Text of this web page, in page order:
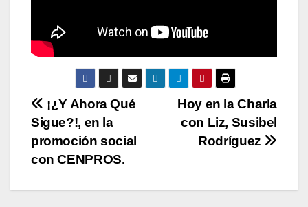
N
a
v
e
Hoy en la Charla
con Liz, Susibel
Rodríguez
¡¿Y Ahora Qué
Sigue?!, en la
promoción social
con CENPROS.